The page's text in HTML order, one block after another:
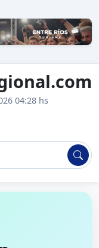
04:28 hs